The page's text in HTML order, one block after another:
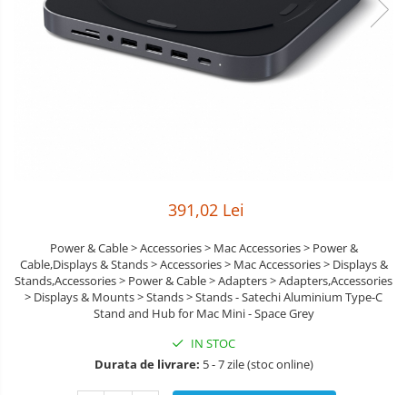
Smartphone IPhone
Boxe
Mouse
391,02 Lei
Power & Cable > Accessories > Mac Accessories > Power &
Cable,Displays & Stands > Accessories > Mac Accessories > Displays &
Stands,Accessories > Power & Cable > Adapters > Adapters,Accessories
> Displays & Mounts > Stands > Stands - Satechi Aluminium Type-C
Stand and Hub for Mac Mini - Space Grey
IN STOC
Durata de livrare: 5 - 7 zile (stoc online)